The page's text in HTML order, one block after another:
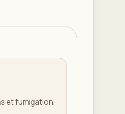
et fumigation.